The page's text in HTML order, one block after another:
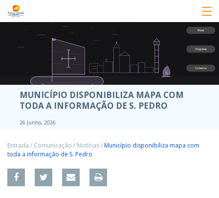
MUNICÍPIO DISPONIBILIZA MAPA COM
TODA A INFORMAÇÃO DE S. PEDRO
26 Junho, 2026
Entrada / Comunicação / Notícias/Município disponibiliza mapa com
toda a informação de S. Pedro